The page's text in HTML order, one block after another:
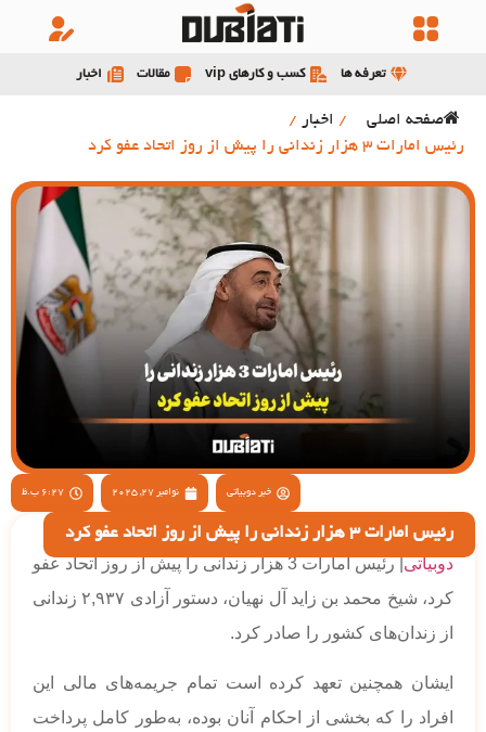
تعرفه ها کسب و کارهای vip مقالات اخبار
صفحه اصلی / اخبار /
رئیس امارات 3 هزار زندانی را پیش از روز اتحاد عفو کرد
خبر دوبیاتی نوامبر 27, 2025 6:27 ب.ظ
رئیس امارات 3 هزار زندانی را پیش از روز اتحاد عفو کرد
دوبیاتی
| رئیس امارات 3 هزار زندانی را پیش از روز اتحاد عفو
کرد، شیخ محمد بن زاید آل نهیان، دستور آزادی ۲,۹۳۷ زندانی
از زندان‌های کشور را صادر کرد.
ایشان همچنین تعهد کرده است تمام جریمه‌های مالی این
افراد را که بخشی از احکام آنان بوده، به‌طور کامل پرداخت